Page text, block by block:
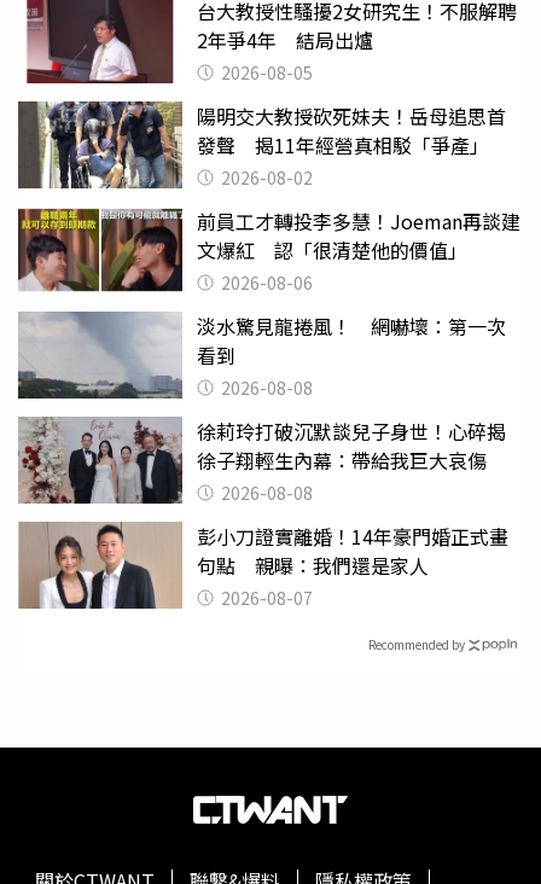
台大教授性騷擾2女研究生！不服解聘
2年爭4年 結局出爐
2026-08-05
陽明交大教授砍死妹夫！岳母追思首
發聲 揭11年經營真相駁「爭產」
2026-08-02
前員工才轉投李多慧！Joeman再談建
文爆紅 認「很清楚他的價值」
2026-08-06
淡水驚見龍捲風！ 網嚇壞：第一次
看到
2026-08-08
徐莉玲打破沉默談兒子身世！心碎揭
徐子翔輕生內幕：帶給我巨大哀傷
2026-08-08
彭小刀證實離婚！14年豪門婚正式畫
句點 親曝：我們還是家人
2026-08-07
Recommended by